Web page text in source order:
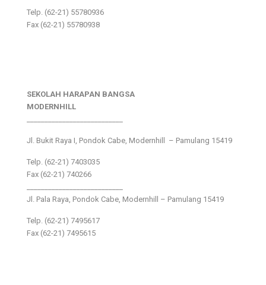
Telp. (62-21) 55780936
Fax (62-21) 55780938
SEKOLAH HARAPAN BANGSA
MODERNHILL
Jl. Bukit Raya I, Pondok Cabe, Modernhill – Pamulang 15419
Telp. (62-21) 7403035
Fax (62-21) 740266
Jl. Pala Raya, Pondok Cabe, Modernhill – Pamulang 15419
Telp. (62-21) 7495617
Fax (62-21) 7495615